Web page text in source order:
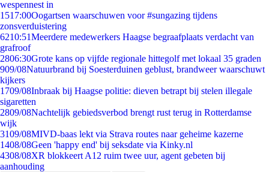
wespennest in
1517:00Oogartsen waarschuwen voor #sungazing tijdens
zonsverduistering
6210:51Meerdere medewerkers Haagse begraafplaats verdacht van
grafroof
2806:30Grote kans op vijfde regionale hittegolf met lokaal 35 graden
909/08Natuurbrand bij Soesterduinen geblust, brandweer waarschuwt
kijkers
1709/08Inbraak bij Haagse politie: dieven betrapt bij stelen illegale
sigaretten
2809/08Nachtelijk gebiedsverbod brengt rust terug in Rotterdamse
wijk
3109/08MIVD-baas lekt via Strava routes naar geheime kazerne
1408/08Geen 'happy end' bij seksdate via Kinky.nl
4308/08XR blokkeert A12 ruim twee uur, agent gebeten bij
aanhouding